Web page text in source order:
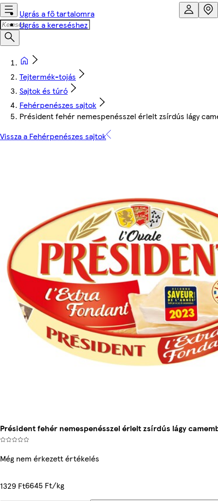
Ugrás a fő tartalomra
Ugrás a kereséshez
Tejtermék-tojás
Sajtok és túró
Fehérpenészes sajtok
Président fehér nemespenésszel érlelt zsírdús lágy
Vissza a Fehérpenészes sajtok
Président fehér nemespenésszel érlelt zsírdús lágy
Még nem érkezett értékelés
1329 Ft6645 Ft/kg